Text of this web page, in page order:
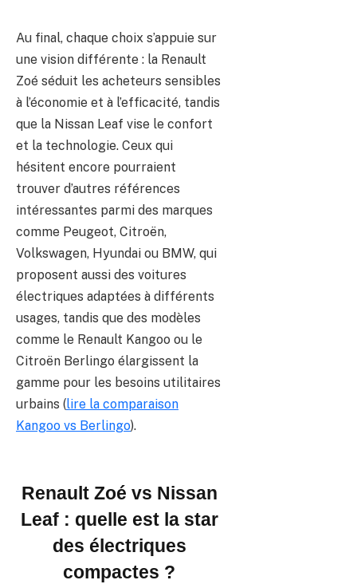
Au final, chaque choix s’appuie sur
une vision différente : la Renault
Zoé séduit les acheteurs sensibles
à l’économie et à l’efficacité, tandis
que la Nissan Leaf vise le confort
et la technologie. Ceux qui
hésitent encore pourraient
trouver d’autres références
intéressantes parmi des marques
comme Peugeot, Citroën,
Volkswagen, Hyundai ou BMW, qui
proposent aussi des voitures
électriques adaptées à différents
usages, tandis que des modèles
comme le Renault Kangoo ou le
Citroën Berlingo élargissent la
gamme pour les besoins utilitaires
urbains (lire la comparaison
Kangoo vs Berlingo).
Renault Zoé vs Nissan
Leaf : quelle est la star
des électriques
compactes ?